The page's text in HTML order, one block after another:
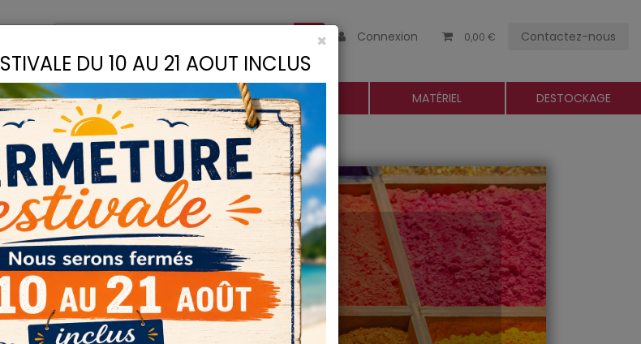
Connexion 0,00 € Contactez-nous
LIANTS COLLES DROGUERIE MATÉRIEL DESTOCKAGE
l'Ocre
PIGMENTS
×
DU 10 AU 21 AOUT INCLUS